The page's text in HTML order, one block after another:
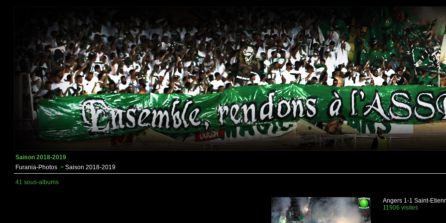
Saison 2018-2019
Furania-Photos > Saison 2018-2019
41 sous-albums
Angers 1-1 Saint-
11906 visites